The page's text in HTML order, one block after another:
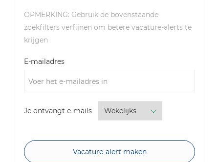
OPMERKING: Gebruik de bovenstaande
zoekfilters verfijnen om betere vacature-alerts te
krijgen
E-mailadresRequired
Je ontvangt e-mailsRequired
Vacature-alert maken